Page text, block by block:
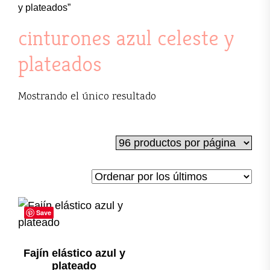
y plateados”
cinturones azul celeste y
plateados
Mostrando el único resultado
Save
Fajín elástico azul y
plateado